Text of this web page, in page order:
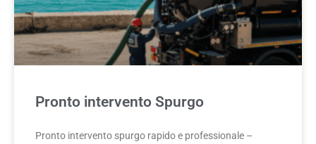
Pronto intervento Spurgo
Pronto intervento spurgo rapido e professionale –